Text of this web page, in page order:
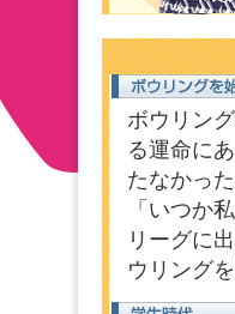
ボウリン
る運命に
たなかっ
「いつか
リーグに
ウリング